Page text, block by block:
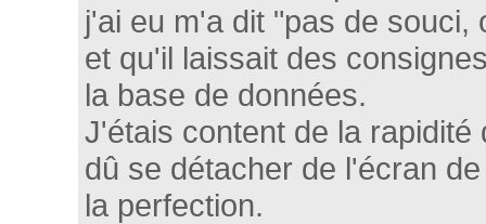
j'ai eu m'a dit "pas de
et qu'il laissait des
la base de données.
J'étais content de la
dû se détacher de l'écran
la perfection.